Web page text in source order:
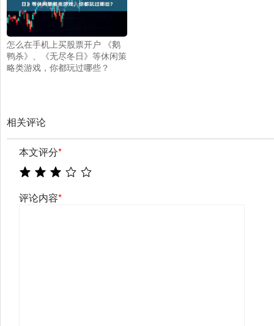
怎么在手机上买股票开户 《鹅
鸭杀》、《无尽冬日》等休闲策
略类游戏，你都玩过哪些？
相关评论
本文评分*
评论内容*